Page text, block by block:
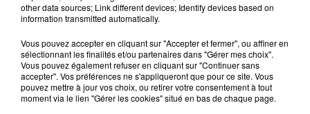
Saint-Omer : un enfant gravement brûlé
après l'explosion d'un jouet...
other data sources; Link different devices; Identify devices based on
information transmitted automatically.
Vous pouvez accepter en cliquant sur "Accepter et fermer", ou affiner en
sélectionnant les finalités et/ou partenaires dans "Gérer mes choix".
Vous pouvez également refuser en cliquant sur "Continuer sans
accepter". Vos préférences ne s'appliqueront que pour ce site. Vous
pouvez mettre à jour vos choix, ou retirer votre consentement à tout
moment via le lien "Gérer les cookies" situé en bas de chaque page.